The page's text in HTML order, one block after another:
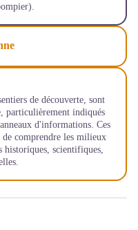
de découverte, sont
particulièrement indiqués
d'informations. Ces
de comprendre les milieux
historiques, scientifiques,